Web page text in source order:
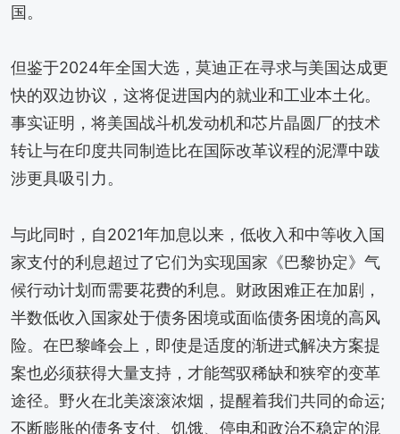
国。
但鉴于2024年全国大选，莫迪正在寻求与美国达成更
快的双边协议，这将促进国内的就业和工业本土化。
事实证明，将美国战斗机发动机和芯片晶圆厂的技术
转让与在印度共同制造比在国际改革议程的泥潭中跋
涉更具吸引力。
与此同时，自2021年加息以来，低收入和中等收入国
家支付的利息超过了它们为实现国家《巴黎协定》气
候行动计划而需要花费的利息。财政困难正在加剧，
半数低收入国家处于债务困境或面临债务困境的高风
险。在巴黎峰会上，即使是适度的渐进式解决方案提
案也必须获得大量支持，才能驾驭稀缺和狭窄的变革
途径。野火在北美滚滚浓烟，提醒着我们共同的命运;
不断膨胀的债务支付、饥饿、停电和政治不稳定的混